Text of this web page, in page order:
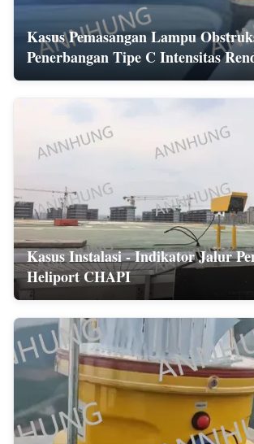
Kasus Pemasangan Lampu
Penerbangan Tipe C Intensitas
Kasus Instalasi - Indikator Jalur
Heliport CHAPI